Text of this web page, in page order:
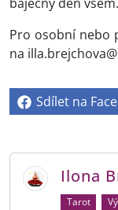
báječný den všem.
Pro osobní nebo
na
Sdílet na
Ilona
Tarot